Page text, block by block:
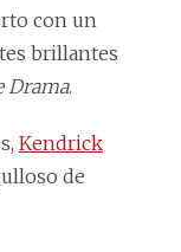
con un
brillantes
Drama.
Kendrick
de